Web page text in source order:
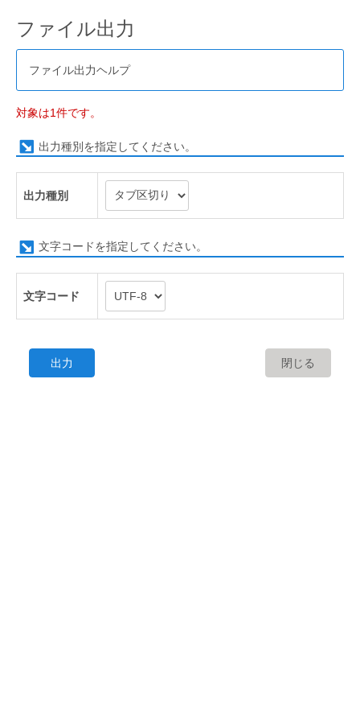
ファイル出力
ファイル出力ヘルプ
対象は1件です。
出力種別を指定してください。
出力種別
文字コードを指定してください。
文字コード